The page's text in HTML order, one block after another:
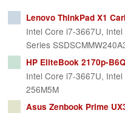
Lenovo ThinkPad X1
Intel Core i7-3667U,
Series
HP EliteBook 2170p-
Intel Core i7-3667U,
256M5M
Asus Zenbook Prime